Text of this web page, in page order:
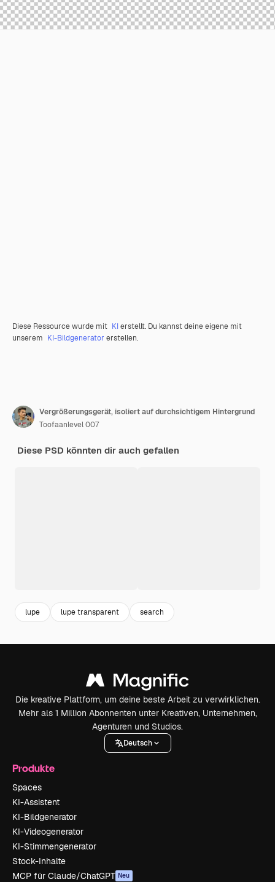
Diese Ressource wurde mit KIerstellt. Du kannst deine eigene mit
unserem KI-Bildgenerator erstellen.
Vergrößerungsgerät, isoliert auf durchsichtigem Hintergrund
Toofaanlevel 007
Diese PSD könnten dir auch gefallen
lupe lupe transparent search
Die kreative Plattform, um deine beste Arbeit zu verwirklichen.
Mehr als 1 Million Abonnenten unter Kreativen, Unternehmen,
Agenturen und Studios.
Deutsch
Produkte
Spaces
KI-Assistent
KI-Bildgenerator
KI-Videogenerator
KI-Stimmengenerator
Stock-Inhalte
MCP für Claude/ChatGPT Neu